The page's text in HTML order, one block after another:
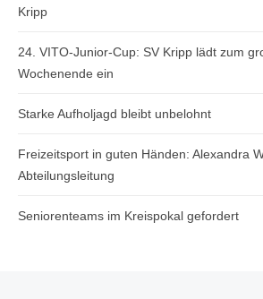
Kripp
24. VITO-Junior-Cup: SV Kripp lädt zum
Wochenende ein
Starke Aufholjagd bleibt unbelohnt
Freizeitsport in guten Händen: Alexandra
Abteilungsleitung
Seniorenteams im Kreispokal gefordert